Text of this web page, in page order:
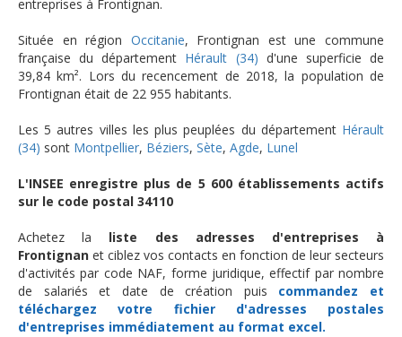
entreprises à Frontignan.
Située en région Occitanie, Frontignan est une commune
française du département Hérault (34) d'une superficie de
39,84 km². Lors du recencement de 2018, la population de
Frontignan était de 22 955 habitants.
Les 5 autres villes les plus peuplées du département Hérault
(34) sont Montpellier, Béziers, Sète, Agde, Lunel
L'INSEE enregistre plus de 5 600 établissements actifs
sur le code postal 34110
Achetez la liste des adresses d'entreprises à
Frontignan et ciblez vos contacts en fonction de leur secteurs
d'activités par code NAF, forme juridique, effectif par nombre
de salariés et date de création puis commandez et
téléchargezvotre fichier d'adresses postales
d'entreprises immédiatement au format excel.